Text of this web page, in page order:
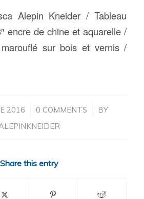
Alepin Kneider / Tableau
encre de chine et aquarelle /
sur bois et vernis /
2016 0 COMMENTS
/
BY
Share this entry